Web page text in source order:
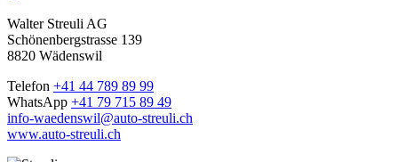
Walter Streuli AG
Schönenbergstrasse 139
8820 Wädenswil
Telefon +41 44 789 89 99
WhatsApp +41 79 715 89 49
info-waedenswil@auto-streuli.ch
www.auto-streuli.ch